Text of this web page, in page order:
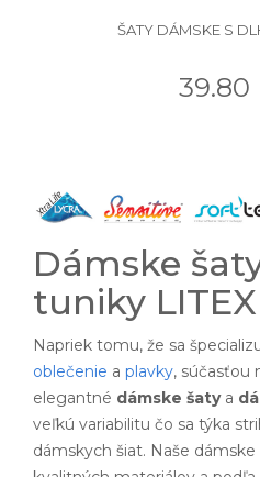
ŠATY DÁMSKE S
39.80
Dámske
tuniky LITEX
Napriek tomu, že sa
oblečenie a plavky, súčasťou
elegantné dámske šatya
veľkú variabilitu čo sa týka
dámskych šiat. Naše